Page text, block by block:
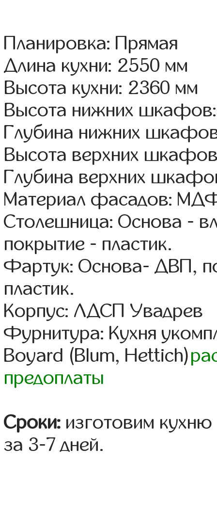
Планировка: Прямая
Длина кухни: 2550 мм
Высота кухни: 2360 мм
Высота нижних
Глубина нижних
Высота верхних
Глубина верхних
Материал фасадов:
Столешница: Основа -
покрытие - пластик.
Фартук: Основа- ДВП,
пластик.
Корпус: ЛДСП Увадрев
Фурнитура: Кухня
Boyard (Blum, Hettich)
предоплаты
Сроки: изготовим
за 3-7 дней.